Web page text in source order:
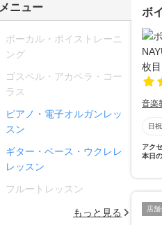
ボ
音楽
日
アク
本日
店舗
メニュー
ボーカル・ボイストレーニ
ング
ゴスペル・アカペラ・コー
ラス
ピアノ・電子オルガンレッ
スン
ギター・ベース・ウクレレ
レッスン
フルートレッスン
もっと見る